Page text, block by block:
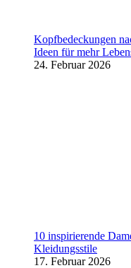
Kopfbedeckungen
Ideen für mehr
24. Februar 2026
10 inspirierende
Kleidungsstile
17. Februar 2026